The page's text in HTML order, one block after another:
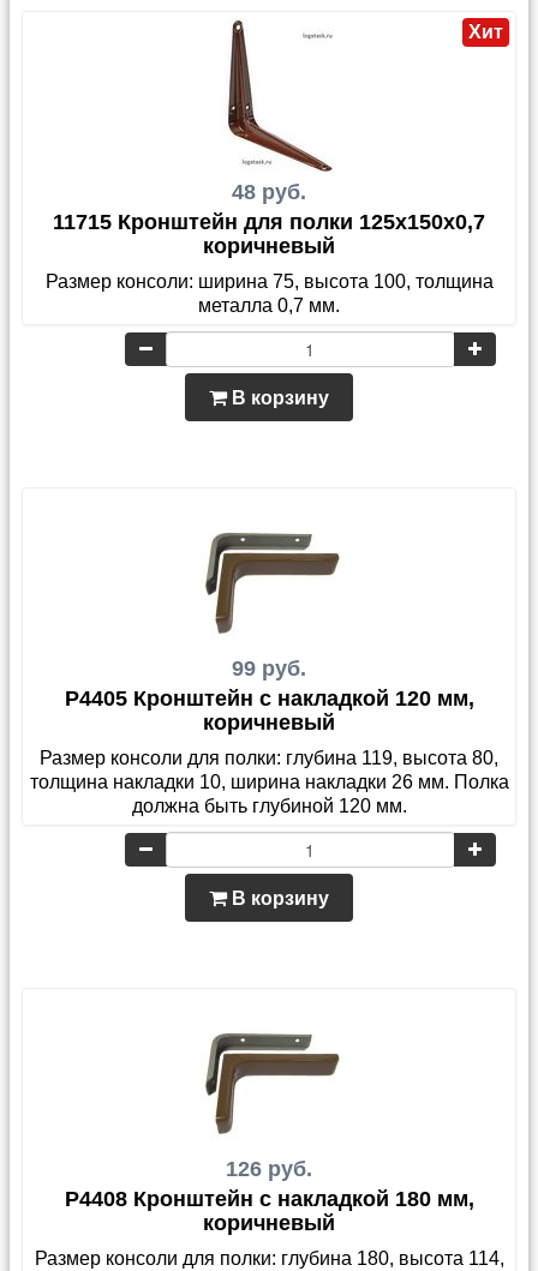
48 руб.
Хит
11715 Кронштейн для полки 125x150x0,7
коричневый
Размер консоли: ширина 75, высота 100, толщина
металла 0,7 мм.
В корзину
99 руб.
P4405 Кронштейн с накладкой 120 мм,
коричневый
Размер консоли для полки: глубина 119, высота 80,
толщина накладки 10, ширина накладки 26 мм. Полка
должна быть глубиной 120 мм.
В корзину
126 руб.
P4408 Кронштейн с накладкой 180 мм,
коричневый
Размер консоли для полки: глубина 180, высота 114,